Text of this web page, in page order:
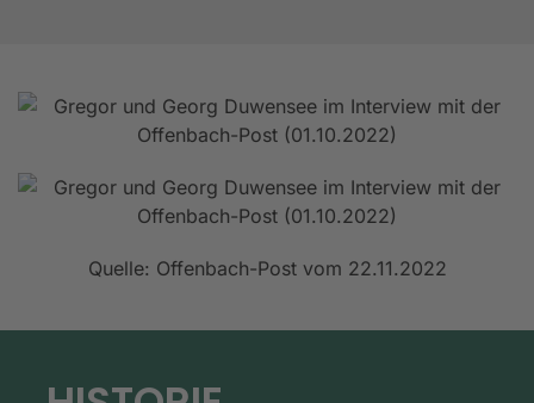
Quelle: Offenbach-Post vom 22.11.2022